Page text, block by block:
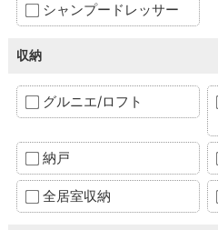
シャンプードレッサー
収納
グルニエ/ロフト
納戸
全居室収納